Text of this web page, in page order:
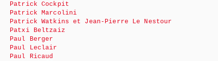
Patrick Cockpit
Patrick Marcolini
Patrick Watkins et Jean-Pierre Le Nestour
Patxi Beltzaiz
Paul Berger
Paul Leclair
Paul Ricaud